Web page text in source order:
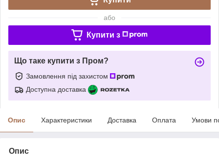
або
Купити з
Що таке купити з Пром?
Замовлення під захистом
Доступна доставка
Опис Характеристики Доставка Оплата Умови
Опис